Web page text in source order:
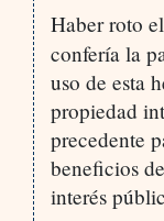
Haber roto
confería la
uso de esta
propiedad
precedente
beneficios
interés